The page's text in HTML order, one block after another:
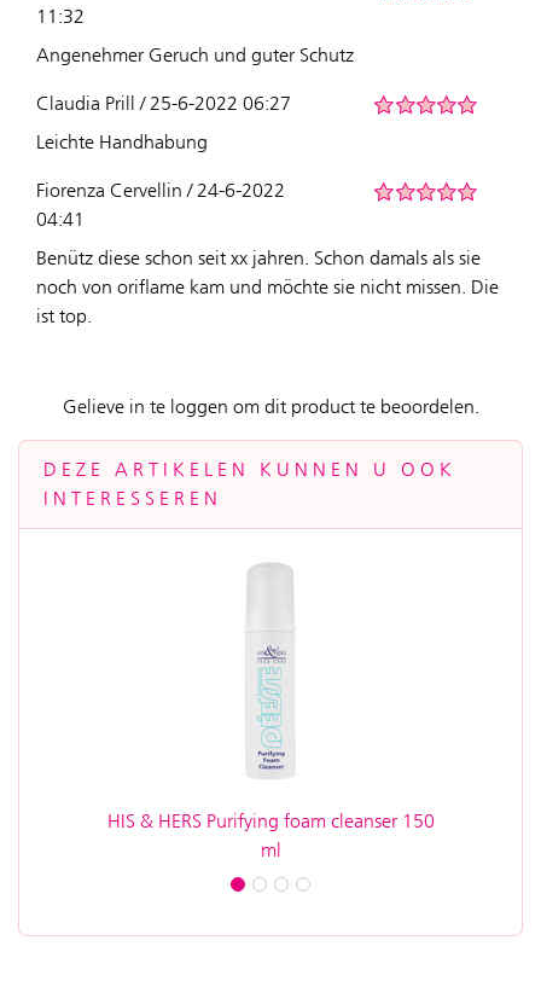
11:32
Angenehmer Geruch und guter Schutz
Claudia Prill / 25-6-2022 06:27
Leichte Handhabung
Fiorenza Cervellin / 24-6-2022
04:41
Benütz diese schon seit xx jahren. Schon damals als sie
noch von oriflame kam und möchte sie nicht missen. Die
ist top.
Gelieve in te loggen om dit product te beoordelen.
DEZE ARTIKELEN KUNNEN U OOK
INTERESSEREN
HIS & HERS Purifying foam cleanser 150
ml